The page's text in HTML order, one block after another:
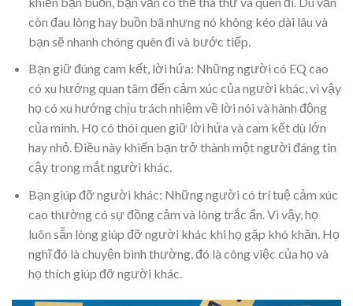
còn đau lòng hay buồn bã nhưng nó không kéo dài lâu và
bạn sẽ nhanh chóng quên đi và bước tiếp.
Bạn giữ đúng cam kết, lời hứa: Những người có EQ cao
có xu hướng quan tâm đến cảm xúc của người khác, vì vậy
họ có xu hướng chịu trách nhiệm về lời nói và hành động
của mình. Họ có thói quen giữ lời hứa và cam kết dù lớn
hay nhỏ. Điều này khiến bạn trở thành một người đáng tin
cậy trong mắt người khác.
Bạn giúp đỡ người khác: Những người có trí tuệ cảm xúc
cao thường có sự đồng cảm và lòng trắc ẩn. Vì vậy, họ
luôn sẵn lòng giúp đỡ người khác khi họ gặp khó khăn. Họ
nghĩ đó là chuyện bình thường, đó là công việc của họ và
họ thích giúp đỡ người khác.